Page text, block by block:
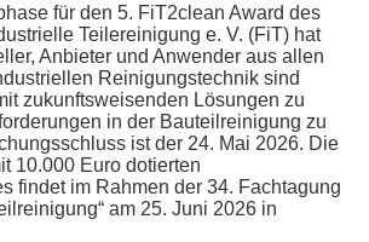
für den 5. FiT2clean Award des
Teilereinigung e. V. (FiT) hat
Anbieter und Anwender aus allen
Reinigungstechnik sind
zukunftsweisenden Lösungen zu
in der Bauteilreinigung zu
ist der 24. Mai 2026. Die
10.000 Euro dotierten
findet im Rahmen der 34. Fachtagung
am 25. Juni 2026 in